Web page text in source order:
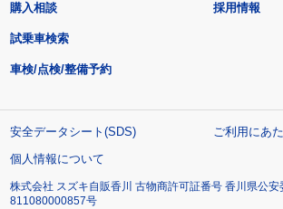
購入相談
試乗車検索
車検/点検/整備予約
採用情報
安全データシート(SDS)
ご利用にあ
個人情報について
株式会社 スズキ自販香川 古物商許可証番号 香川県公安
811080000857号